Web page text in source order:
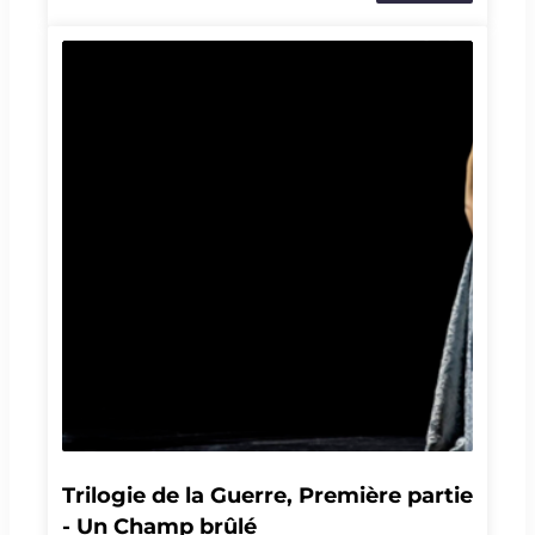
relationnent entre, s'échappent, se mordent et se
Trilogie de la Guerre, Première partie
- Un Champ brûlé